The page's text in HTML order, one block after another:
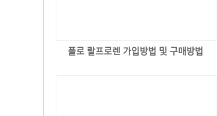
폴로 랄프로렌 가입방법 및 구매방법